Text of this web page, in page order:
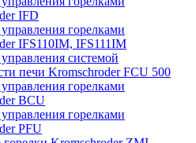
IFD
горелками
IFS110IM, IFS111IM
системой
печи Kromschroder FCU 500
горелками
BCU
горелками
PFU